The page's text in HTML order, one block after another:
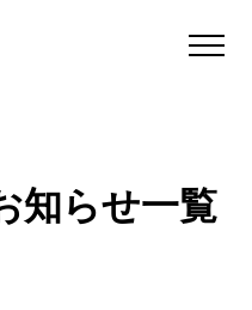
知らせ一覧